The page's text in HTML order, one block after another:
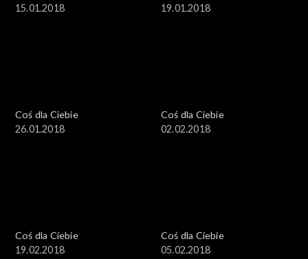
15.01.2018
19.01.2018
Coś dla Ciebie
26.01.2018
Coś dla Ciebie
02.02.2018
Coś dla Ciebie
19.02.2018
Coś dla Ciebie
05.02.2018